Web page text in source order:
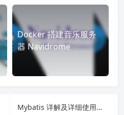
Docker 搭建音乐服务
器 Navidrome
Mybatis 详解及详细使用教程